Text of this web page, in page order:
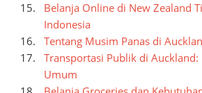
Belanja Online di New Zealand
Indonesia
Tentang Musim Panas di
Transportasi Publik di Auckland:
Umum